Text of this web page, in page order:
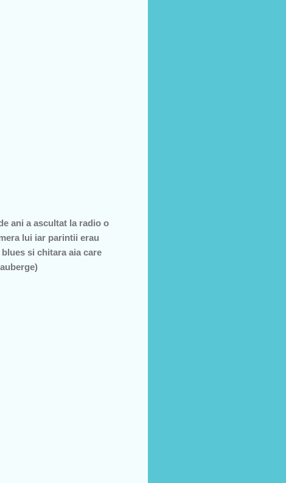
ani a ascultat la radio o
lui iar parintii erau
si chitara aia care